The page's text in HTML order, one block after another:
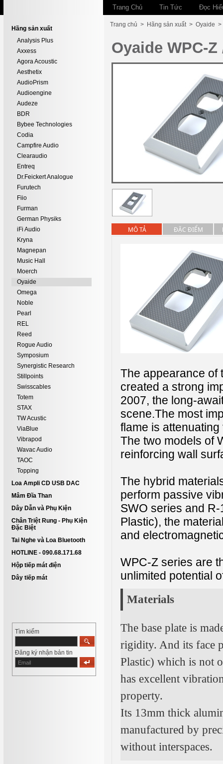
Trang Chủ Tin Tức Đọc
Hãng sản xuất
Analysis Plus
Axxess
Agora Acoustic
Aesthetix
AudioPrism
Audioengine
Audeze
BDR
Bybee Technologies
Codia
Campfire Audio
Clearaudio
Entreq
Dr.Feickert Analogue
Furutech
Fiio
Furman
German Physiks
iFi Audio
Kryna
Magnepan
Music Hall
Moerch
Oyaide
Omega
Noble
Pearl
REL
Reed
Rogue Audio
Symposium
Synergistic Research
Stillpoints
Swisscables
Totem
STAX
TW Acustic
ViaBlue
Vibrapod
Wavac Audio
TAOC
Topping
Loa Ampli CD USB DAC
Mâm Đĩa Than
Dây Dẫn và Phụ Kiện
Chân Triệt Rung - Phụ Kiện
Đặc Biệt
Tai Nghe và Loa Bluetooth
HOTLINE - 090.68.171.68
Hộp tiếp mát điện
Dây tiếp mát
Tìm kiếm
Đăng ký nhận bản tin
Trang chủ > Hãng sản xuất> Oyaide
Oyaide WPC-Z
MÔ TẢ ĐẶC ĐIỂM
The appearance of
created a strong
2007, the long-
scene.The most
flame is
The two models of
reinforcing wall
The hybrid
perform passive
SWO series and
Plastic), the
and
WPC-Z series are
unlimited potential
Materials
The base plate is
rigidity. And its face
Plastic) which is not
has excellent
property.
Its 13mm thick
manufactured by
without interspaces.